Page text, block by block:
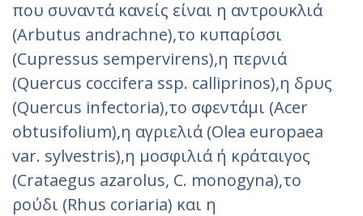
που συναντά κανείς είναι η αντρουκλιά
(Arbutus andrachne),το κυπαρίσσι
(Cupressus sempervirens),η περνιά
(Quercus coccifera ssp. calliprinos),η δρυς
(Quercus infectoria),το σφεντάμι (Acer
obtusifolium),η αγριελιά (Olea europaea
var. sylvestris),η μοσφιλιά ή κράταιγος
(Crataegus azarolus, C. monogyna),το
ρούδι (Rhus coriaria) και η